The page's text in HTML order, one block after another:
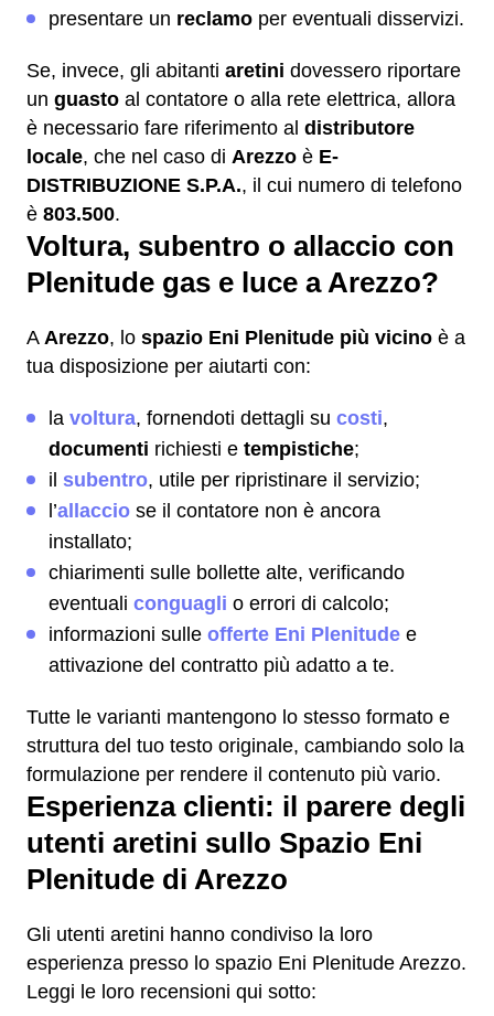
presentare un reclamo per eventuali disservizi.
Se, invece, gli abitanti aretini dovessero riportare
un guasto al contatore o alla rete elettrica, allora
è necessario fare riferimento al distributore
locale, che nel caso di Arezzo è E-
DISTRIBUZIONE S.P.A., il cui numero di telefono
è 803.500.
Voltura, subentro o allaccio con
Plenitude gas e luce a Arezzo?
A Arezzo, lo spazio Eni Plenitude più vicino è a
tua disposizione per aiutarti con:
la voltura, fornendoti dettagli su costi,
documenti richiesti e tempistiche;
il subentro, utile per ripristinare il servizio;
l’allaccio se il contatore non è ancora
installato;
chiarimenti sulle bollette alte, verificando
eventuali conguagli o errori di calcolo;
informazioni sulle offerte Eni Plenitude e
attivazione del contratto più adatto a te.
Tutte le varianti mantengono lo stesso formato e
struttura del tuo testo originale, cambiando solo la
formulazione per rendere il contenuto più vario.
Esperienza clienti: il parere degli
utenti aretini sullo Spazio Eni
Plenitude di Arezzo
Gli utenti aretini hanno condiviso la loro
esperienza presso lo spazio Eni Plenitude Arezzo.
Leggi le loro recensioni qui sotto: